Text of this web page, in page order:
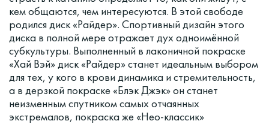
кем общаются, чем интересуются. В этой свободе
родился диск «Райдер». Спортивный дизайн этого
диска в полной мере отражает дух одноимённой
субкультуры. Выполненный в лаконичной покраске
«Хай Вэй» диск «Райдер» станет идеальным выбором
для тех, у кого в крови динамика и стремительность,
а в дерзкой покраске «Блэк Джэк» он станет
неизменным спутником самых отчаянных
экстремалов, покраска же «Нео-классик»